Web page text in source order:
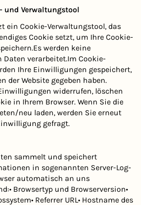
und Verwaltungstool
ein Cookie-Verwaltungstool, das
Cookie setzt, um Ihre Cookie-
werden keine
Daten verarbeitet.Im Cookie-
Ihre Einwilligungen gespeichert,
der Website gegeben haben.
widerrufen, löschen
in Ihrem Browser. Wenn Sie die
neu laden, werden Sie erneut
gefragt.
sammelt und speichert
in sogenannten Server-Log-
automatisch an uns
Browsertyp und Browserversion•
Referrer URL• Hostname des